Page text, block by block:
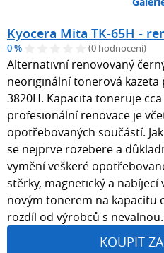
Kyocera Mita TK-65H -
0 % (0 hodnocení)
Alternativní renovovaný
neoriginální tonerová kazeta
3820H. Kapacita toneruje
profesionální renovace je
opotřebovaných součástí.
se nejprve rozebere a
vymění veškeré
stěrky, magnetický a nabíjecí
novým tonerem na kapacitu
rozdíl od výrobců s
KOUPIT